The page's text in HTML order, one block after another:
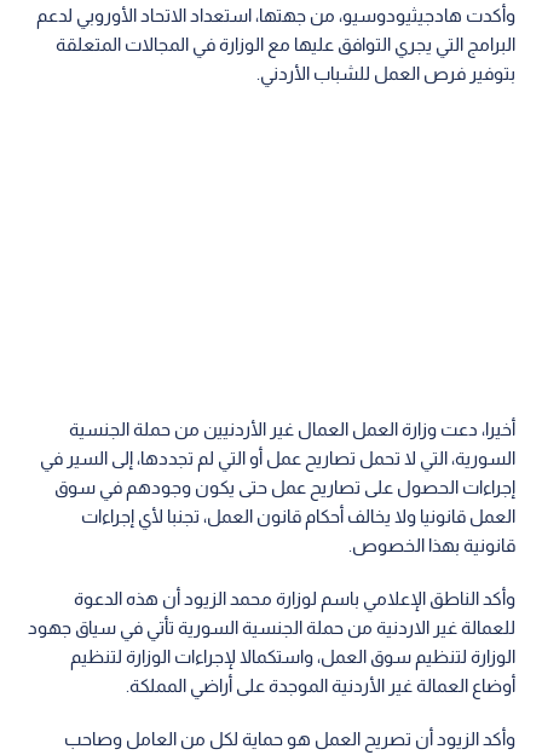
وأكدت هادجيثيودوسيو، من جهتها، استعداد الاتحاد الأوروبي لدعم
البرامج التي يجري التوافق عليها مع الوزارة في المجالات المتعلقة
بتوفير فرص العمل للشباب الأردني.
أخيرا، دعت وزارة العمل العمال غير الأردنيين من حملة الجنسية
السورية، التي لا تحمل تصاريح عمل أو التي لم تجددها، إلى السير في
إجراءات الحصول على تصاريح عمل حتى يكون وجودهم في سوق
العمل قانونيا ولا يخالف أحكام قانون العمل، تجنبا لأي إجراءات
قانونية بهذا الخصوص.
وأكد الناطق الإعلامي باسم لوزارة محمد الزيود أن هذه الدعوة
للعمالة غير الاردنية من حملة الجنسية السورية تأتي في سياق جهود
الوزارة لتنظيم سوق العمل، واستكمالا لإجراءات الوزارة لتنظيم
أوضاع العمالة غير الأردنية الموجدة على أراضي المملكة.
وأكد الزيود أن تصريح العمل هو حماية لكل من العامل وصاحب